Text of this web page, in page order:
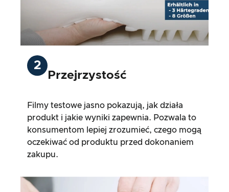
2
Przejrzystość
Filmy testowe jasno pokazują, jak działa
produkt i jakie wyniki zapewnia. Pozwala to
konsumentom lepiej zrozumieć, czego mogą
oczekiwać od produktu przed dokonaniem
zakupu.